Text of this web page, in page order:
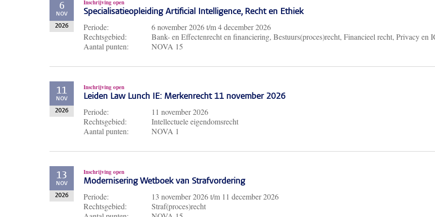
6
NOV
2026
Inschrijving open
Specialisatieopleiding Artificial Intelligence, Recht en Ethiek
Periode: 6 november 2026t/m4 december 2026
Rechtsgebied:
Bank- en Effectenrecht en financiering, Bestuurs(proces)recht, Financieel recht, Privacy en
Aantal punten:
NOVA 15
11
NOV
2026
Inschrijving open
Leiden Law Lunch IE: Merkenrecht 11 november 2026
Periode:
11 november 2026
Rechtsgebied:
Intellectuele eigendomsrecht
Aantal punten:
NOVA 1
13
NOV
2026
Inschrijving open
Modernisering Wetboek van Strafvordering
Periode: 13 november 2026t/m 11 december 2026
Rechtsgebied:
Straf(proces)recht